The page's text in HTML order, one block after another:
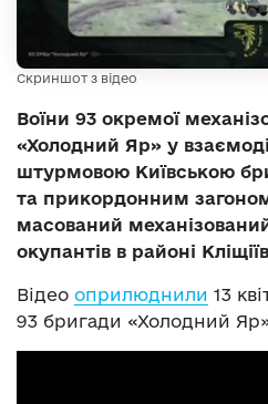
Скриншот з відео
Воїни 93 окремої
«Холодний Яр» у
штурмовою Київською
та прикордонним
масований
окупантів в районі
Відео оприлюднили 13
93 бригади «Холодний